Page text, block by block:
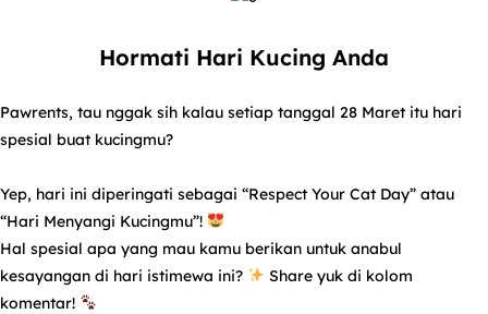
Hormati Hari Kucing Anda
Pawrents, tau nggak sih kalau setiap tanggal 28 Maret itu hari
spesial buat kucingmu?
Yep, hari ini diperingati sebagai “Respect Your Cat Day” atau
“Hari Menyangi Kucingmu”!
Hal spesial apa yang mau kamu berikan untuk anabul
kesayangan di hari istimewa ini?
Share yuk di kolom
komentar!